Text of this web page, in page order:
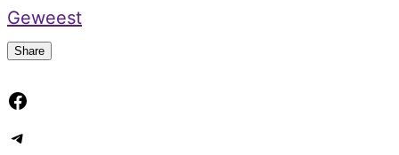
Geweest
Share